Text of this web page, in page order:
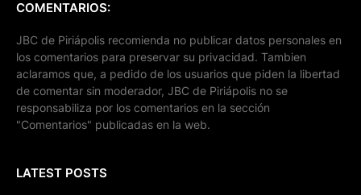
COMENTARIOS:
JBC de Piriápolis recomienda no publicar datos personales en
los comentarios para preservar su privacidad. Tambien
aclaramos que, a pedido de los usuarios que piden la libertad
de comentar sin moderador, JBC de Piriápolis no se
responsabiliza por los comentarios en la sección
"Comentarios" publicadas en la web.
LATEST POSTS